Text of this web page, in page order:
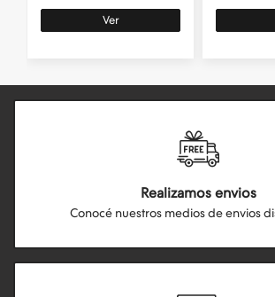
Ver
Realizamos envios
Conocé nuestros medios de envios